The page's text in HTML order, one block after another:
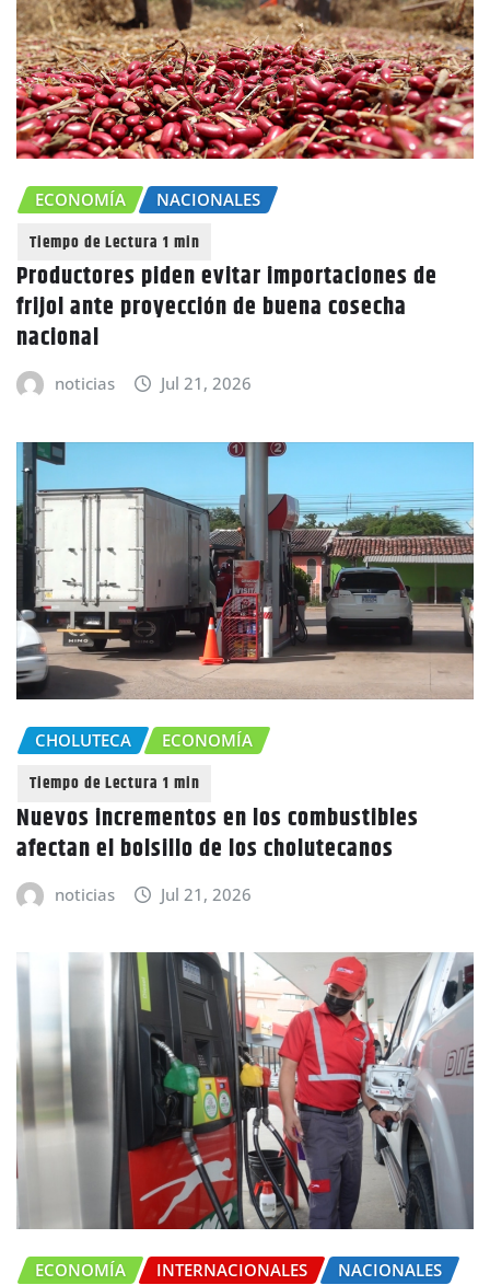
ECONOMÍA NACIONALES
Productores piden evitar importaciones de
frijol ante proyección de buena cosecha
nacional
noticias Jul 21, 2026
CHOLUTECA ECONOMÍA
Nuevos incrementos en los combustibles
afectan el bolsillo de los cholutecanos
noticias Jul 21, 2026
ECONOMÍA INTERNACIONALES NACIONALES